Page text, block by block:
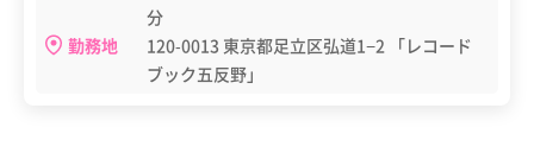
分
勤務地
120-0013 東京都足立区弘道1−2 「レコード
ブック五反野」